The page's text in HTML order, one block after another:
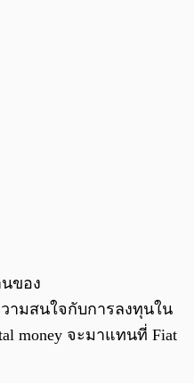
ของ
ามสนใจกับการลงทุนใน
money จะมาแทนที่ Fiat